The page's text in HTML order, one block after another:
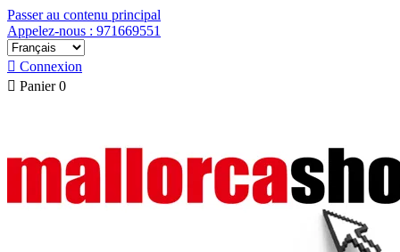
Passer au contenu principal
Appelez-nous : 971669551
 Connexion
 Panier 0